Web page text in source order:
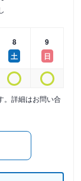
8
土
9
日
。詳細はお問い合